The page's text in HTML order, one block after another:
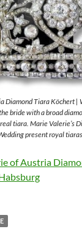
Diamond Tiara Köchert
bride with a broad
tiara. Marie Valerie’s
present royal
of Austria